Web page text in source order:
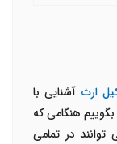
ارث آشنایی با
هنگامی که
در تمامی